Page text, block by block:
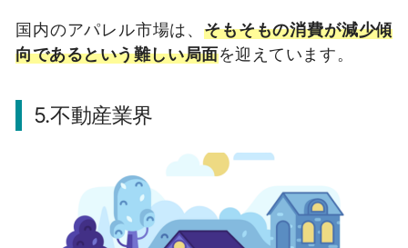
国内のアパレル市場は、そもそもの消費が減少傾
向であるという難しい局面を迎えています。
5.不動産業界